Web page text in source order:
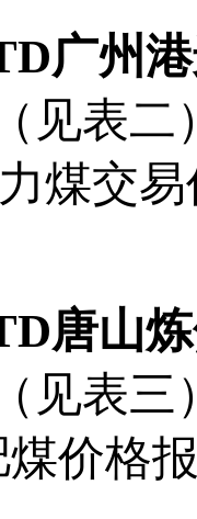
广州
表二
煤交
唐山
表三
价格